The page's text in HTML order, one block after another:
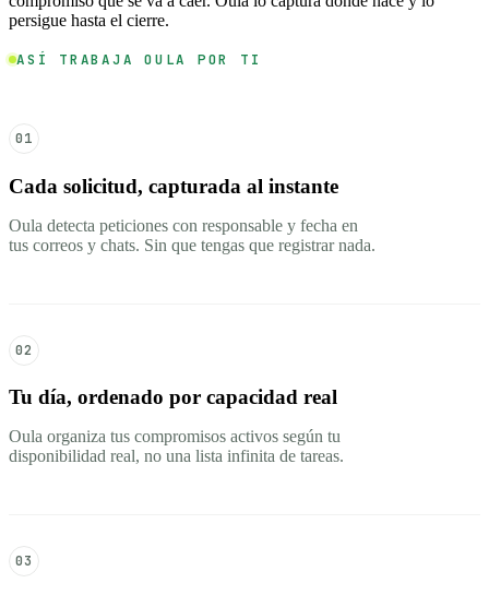
persigue hasta el cierre.
ASÍ TRABAJA OULA POR TI
01
Cada solicitud, capturada al instante
Oula detecta peticiones con responsable y fecha en
tus correos y chats. Sin que tengas que registrar nada.
02
Tu día, ordenado por capacidad real
Oula organiza tus compromisos activos según tu
disponibilidad real, no una lista infinita de tareas.
03